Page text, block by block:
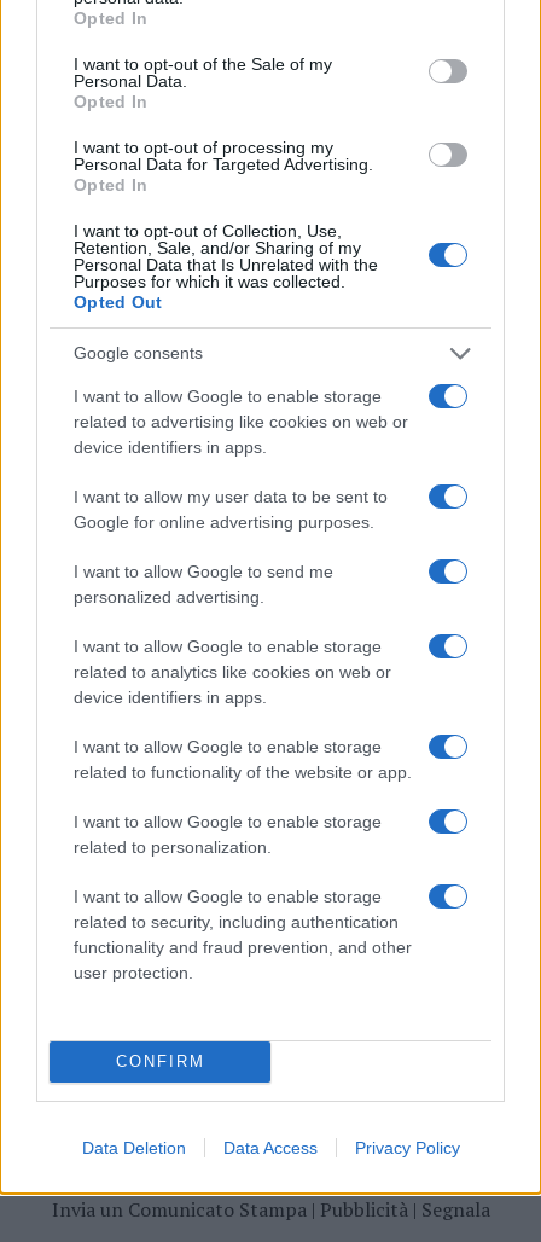
grant or deny consent to Google and its third-party tags to
use your data for below specified purposes in below Google
consent section.
Opted In
I want to opt-out of the Sale of my
Personal Data.
Opted In
I want to opt-out of processing my
Personal Data for Targeted Advertising.
Opted In
I want to opt-out of Collection, Use,
Retention, Sale, and/or Sharing of my
Personal Data that Is Unrelated with the
Purposes for which it was collected.
Opted Out
Google consents
I want to allow Google to enable storage
related to advertising like cookies on web or
device identifiers in apps.
I want to allow my user data to be sent to
Google for online advertising purposes.
I want to allow Google to send me
personalized advertising.
I want to allow Google to enable storage
related to analytics like cookies on web or
device identifiers in apps.
I want to allow Google to enable storage
related to functionality of the website or app.
I want to allow Google to enable storage
related to personalization.
I want to allow Google to enable storage
related to security, including authentication
functionality and fraud prevention, and other
user protection.
CONFIRM
Data Deletion Data Access Privacy Policy
NECROLOGIE
Paolo Pinna
Martina Agostina Diturco
I nostri cari
I nostri cari
Invia un Comunicato Stampa| Pubblicità| Segnala